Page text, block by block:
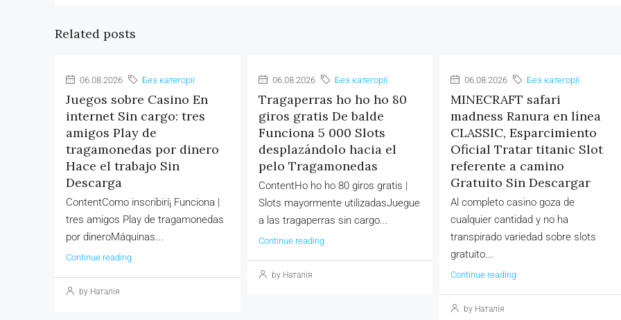
Related posts
06.08.2026 Без категорії
Juegos sobre Casino En
internet Sin cargo: tres
amigos Play de
tragamonedas por dinero
Hace el trabajo Sin
Descarga
ContentComo inscribirí¡ Funciona |
tres amigos Play de tragamonedas
por dineroMáquinas...
Continue reading
by Наталія
06.08.2026 Без категорії
Tragaperras ho ho ho 80
giros gratis De balde
Funciona 5 000 Slots
desplazándolo hacia el
pelo Tragamonedas
ContentHo ho ho 80 giros gratis |
Slots mayormente utilizadasJuegue
a las tragaperras sin cargo...
Continue reading
by Наталія
06.08.2026 Без категорії
MINECRAFT safari
madness Ranura en línea
CLASSIC, Esparcimiento
Oficial Tratar titanic Slot
referente a camino
Gratuito Sin Descargar
Al completo casino goza de
cualquier cantidad y no ha
transpirado variedad sobre slots
gratuito...
Continue reading
by Наталія